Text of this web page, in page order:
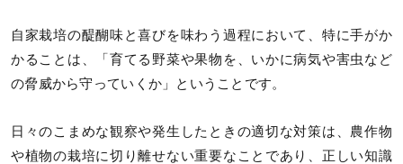
自家栽培の醍醐味と喜びを味わう過程において、特に手がか
かることは、「育てる野菜や果物を、いかに病気や害虫など
の脅威から守っていくか」ということです。
日々のこまめな観察や発生したときの適切な対策は、農作物
や植物の栽培に切り離せない重要なことであり、正しい知識